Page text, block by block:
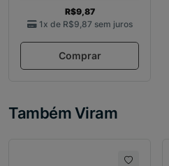
R$9,87
1x de R$9,87 sem juros
Comprar
Também Viram